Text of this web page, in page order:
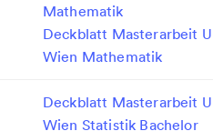
Mathematik
Deckblatt Masterarbeit
Wien Mathematik
Deckblatt Masterarbeit
Wien Statistik Bachelor